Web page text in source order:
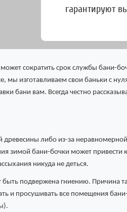
гарантируют
сократить срок службы бани-
изготавливаем свои баньки с
бани вам. Всегда честно
древесины либо из-за
зимой бани-бочки может
никуда не деться.
подвержена гниению. Причина
и просушивать все помещения